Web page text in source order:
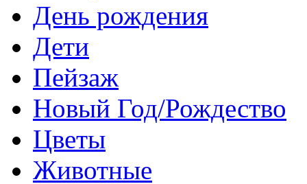
День рождения
Дети
Пейзаж
Новый Год/Рождество
Цветы
Животные